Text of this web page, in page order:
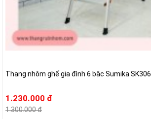
Thang nhôm ghế gia đình 6 bậc Sumika SK306
1.230.000 đ
1.300.000 đ